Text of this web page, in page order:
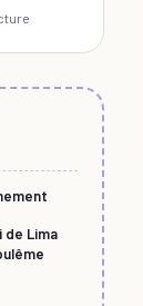
Lima